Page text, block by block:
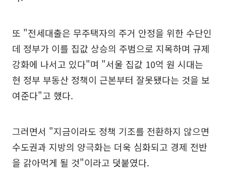
또 "전세대출은 무주택자의 주거 안정을 위한 수단인
데 정부가 이를 집값 상승의 주범으로 지목하며 규제
강화에 나서고 있다"며 "서울 집값 10억 원 시대는
현 정부 부동산 정책이 근본부터 잘못됐다는 것을 보
여준다"고 했다.
그러면서 "지금이라도 정책 기조를 전환하지 않으면
수도권과 지방의 양극화는 더욱 심화되고 경제 전반
을 갉아먹게 될 것"이라고 덧붙였다.